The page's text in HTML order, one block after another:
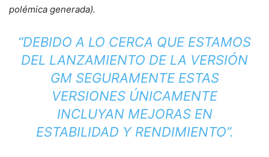
polémica generada).
“DEBIDO A LO CERCA QUE ESTAMOS
DEL LANZAMIENTO DE LA VERSIÓN
GM SEGURAMENTE ESTAS
VERSIONES ÚNICAMENTE
INCLUYAN MEJORAS EN
ESTABILIDAD Y RENDIMIENTO”.